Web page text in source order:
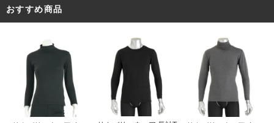
おすすめ商品